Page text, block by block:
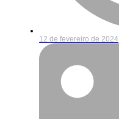
12 de fevereiro de 2024